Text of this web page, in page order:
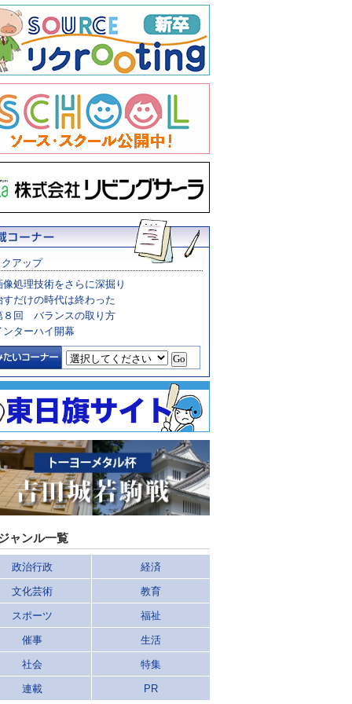
アップ
像処理技術をさらに深掘り
すだけの時代は終わった
８回 バランスの取り方
ンターハイ開幕
ャンル一覧
政治行政 経済
文化芸術 教育
スポーツ 福祉
催事 生活
社会 特集
連載 PR